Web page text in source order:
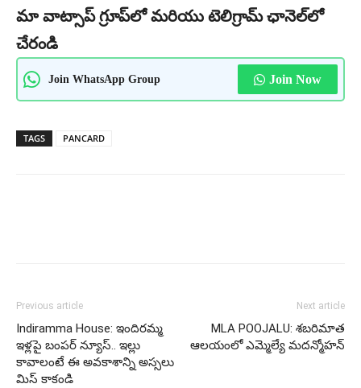
మా వాట్సాప్ గ్రూప్‌లో మరియు టెలిగ్రామ్ ఛానెల్‌లో
చేరండి
Join WhatsApp Group Join Now
TAGS PANCARD
Previous article
Indiramma House: ఇందిరమ్మ
ఇళ్లపై బంపర్ న్యూస్.. ఇల్లు
కావాలంటే ఈ అవకాశాన్ని అస్సలు
మిస్ కాకండి
Next article
MLA POOJALU: శబరిమాత
ఆలయంలో ఎమ్మెల్యే మదన్మోహన్